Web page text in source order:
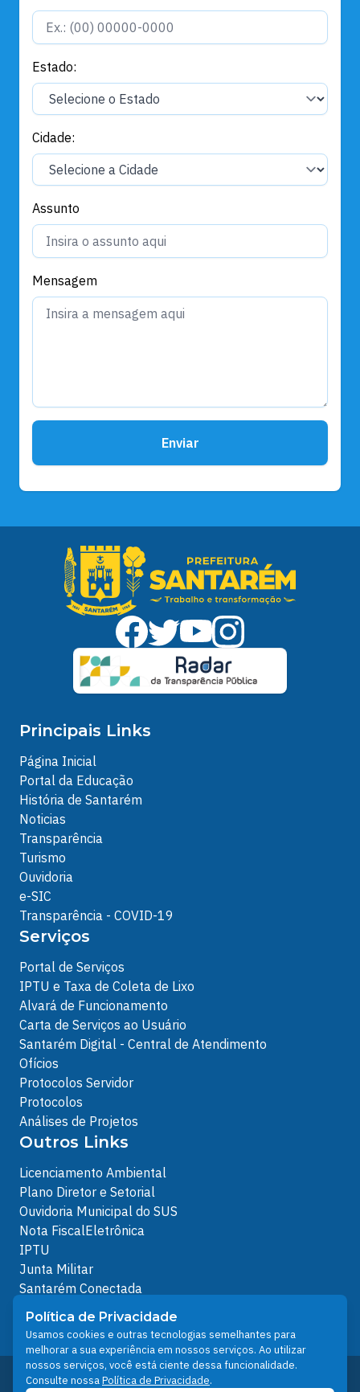
Estado:
Cidade:
Assunto
Mensagem
Enviar
Principais Links
Página Inicial
Portal da Educação
História de Santarém
Noticias
Transparência
Turismo
Ouvidoria
e-SIC
Transparência - COVID-19
Serviços
Portal de Serviços
IPTU e Taxa de Coleta de Lixo
Alvará de Funcionamento
Carta de Serviços ao Usuário
Santarém Digital - Central de Atendimento
Ofícios
Protocolos Servidor
Protocolos
Análises de Projetos
Outros Links
Licenciamento Ambiental
Plano Diretor e Setorial
Ouvidoria Municipal do SUS
Nota FiscalEletrônica
IPTU
Junta Militar
Santarém Conectada
Política de Privacidade
People illustrations by Storyset
Desenvolvido pelo Núcleo Técnico de Gestão de
Política de Privacidade
Usamos cookies e outras tecnologias semelhantes para
melhorar a sua experiência em nossos serviços. Ao utilizar
nossos serviços, você está ciente dessa funcionalidade.
Consulte nossaPolítica de Privacidade.